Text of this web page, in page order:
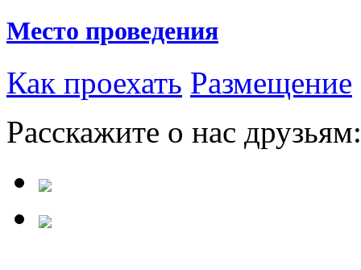
Место проведения
Как проехать Размещение
Расскажите о нас друзьям: